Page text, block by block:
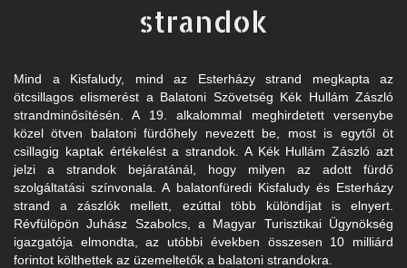
strandok
Mind a Kisfaludy, mind az Esterházy strand megkapta az
ötcsillagos elismerést a Balatoni Szövetség Kék Hullám Zászló
strandminősítésén. A 19. alkalommal meghirdetett versenybe
közel ötven balatoni fürdőhely nevezett be, most is egytől öt
csillagig kaptak értékelést a strandok. A Kék Hullám Zászló azt
jelzi a strandok bejáratánál, hogy milyen az adott fürdő
szolgáltatási színvonala. A balatonfüredi Kisfaludy és Esterházy
strand a zászlók mellett, ezúttal több különdíjat is elnyert.
Révfülöpön Juhász Szabolcs, a Magyar Turisztikai Ügynökség
igazgatója elmondta, az utóbbi években összesen 10 milliárd
forintot költhettek az üzemeltetők a balatoni strandokra.